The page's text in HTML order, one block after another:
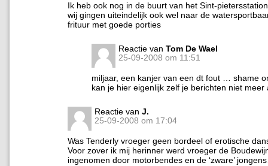
Ik heb ook nog in de buurt van het Sint-
wij gingen uiteindelijk ook wel naar de
frituur met goede porties
Reactie van Tom De Wael
25-09-2008 om 11:51
miljaar, een kanjer van een dt fout … shame
kan je hier eigenlijk zelf je berichten niet meer
Reactie van J.
25-09-2008 om 17:04
Was Tenderly vroeger geen bordeel of erotische
Voor zover ik mij herinner werd vroeger de
ingenomen door motorbendes en de ‘zware’